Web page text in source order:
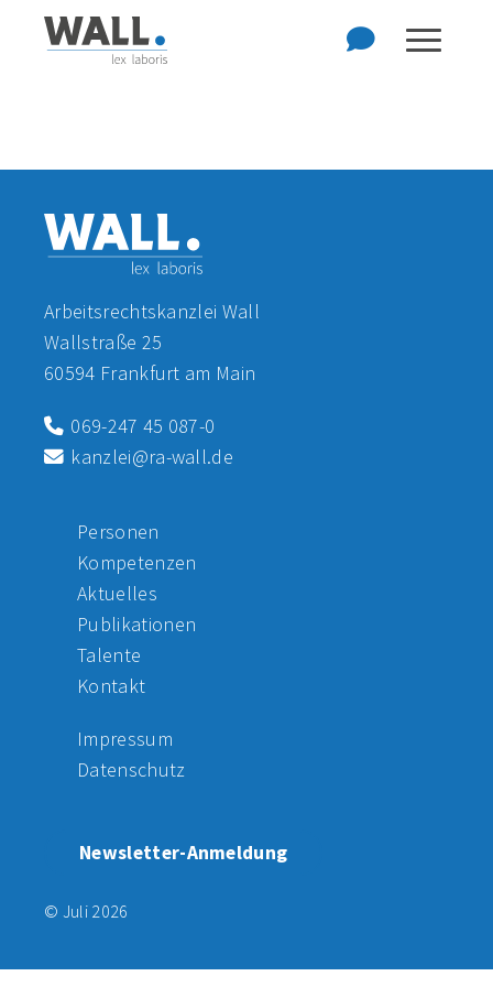
Zum Hauptinhalt der Seite springen
Zur Startseite navigieren
Arbeitsrechtskanzlei Wall
Wallstraße 25
60594 Frankfurt am Main
069-247 45 087-0
kanzlei@ra-wall.de
Personen
Kompetenzen
Aktuelles
Publikationen
Talente
Kontakt
Impressum
Datenschutz
Newsletter-Anmeldung
© Juli 2026